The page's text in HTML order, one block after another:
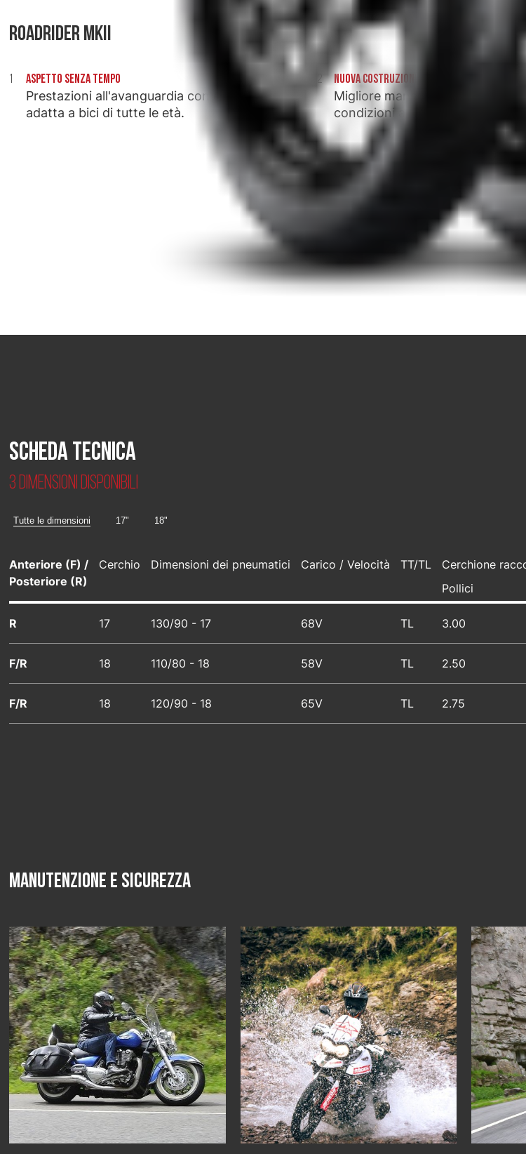
ROADRIDER MKII
ASPETTO SENZA TEMPO
Prestazioni all'avanguardia con estetica
adatta a bici di tutte le età.
NUOVA COSTRUZIONE DI PNEUMATICI
Migliore maneggevolezza e
condizioni asciutte che bagnate.
Scheda Tecnica
3 dimensioni disponibili
Tutte le dimensioni 17" 18"
Anteriore (F) /
Posteriore (R)
Cerchio Dimensioni dei pneumatici Carico / Velocità TT/TL Cerchione
Pollici
R 17 130/90 - 17 68V TL 3.00
F/R 18 110/80 - 18 58V TL 2.50
F/R 18 120/90 - 18 65V TL 2.75
Manutenzione e sicurezza